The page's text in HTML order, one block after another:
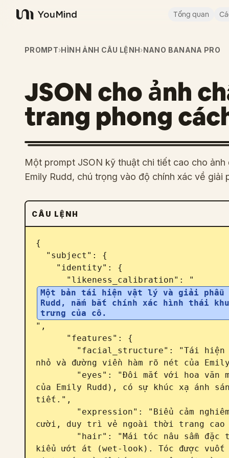
YouMind
Tổng quan
PROMPT›HÌNH ẢNH CÂU LỆNH›NANO BANANA PRO
JSON cho ảnh
trang phong
Một prompt JSON kỹ thuật chi tiết cao cho
Emily Rudd, chú trọng vào độ chính xác về
CÂU LỆNH
{
      "likeness_calibration": "
Một bản tái hiện vật lý và giải phẫu
Rudd, nắm bắt chính xác hình thái
trưng của cô.
",
nhỏ và đường viền hàm rõ nét của
của Emily Rudd), có sự khúc xạ ánh
tiết.",
cười, duy trì vẻ ngoài thời trang cao
kiểu ướt át (wet-look). Tóc được vuốt